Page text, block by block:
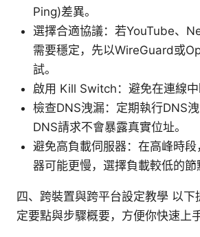
Ping)差異。
選擇合適協議：若YouTube、
需要穩定，先以WireGuard或
試。
啟用 Kill Switch：避免在連線中
檢查DNS洩漏：定期執行DNS
DNS請求不會暴露真實位址。
避免高負載伺服器：在高峰時
器可能更慢，選擇負載較低的節
四、跨裝置與跨平台設定教學 以下
定要點與步驟概要，方便你快速上手